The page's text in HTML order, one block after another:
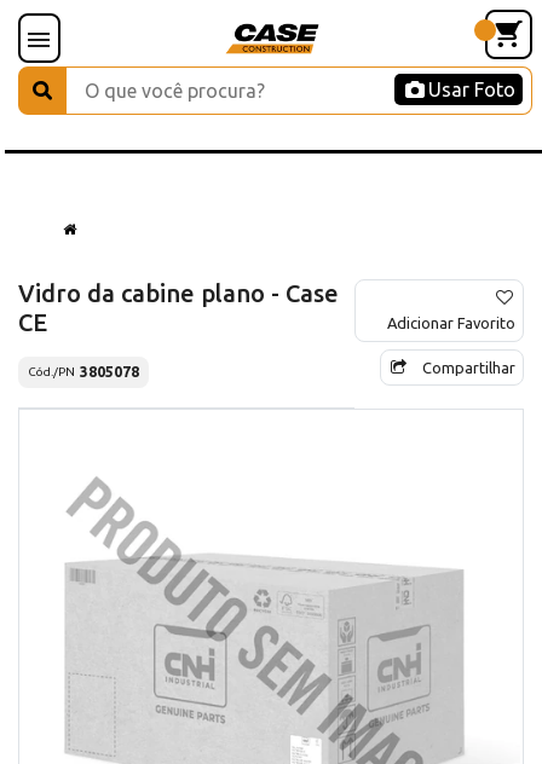
Usar Foto
Vidro da cabine plano - Case
CE
Cód./PN 3805078
Adicionar Favorito
Compartilhar